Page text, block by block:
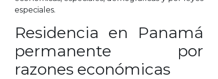
especiales.
Residencia en Panamá
permanente por
razones económicas